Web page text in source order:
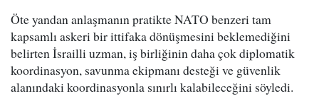
Öte yandan anlaşmanın pratikte NATO benzeri tam
kapsamlı askeri bir ittifaka dönüşmesini beklemediğini
belirten İsrailli uzman, iş birliğinin daha çok diplomatik
koordinasyon, savunma ekipmanı desteği ve güvenlik
alanındaki koordinasyonla sınırlı kalabileceğini söyledi.